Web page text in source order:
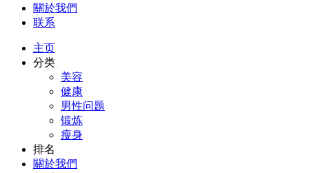
關於我們
联系
主页
分类
美容
健康
男性问题
锻炼
瘦身
排名
關於我們